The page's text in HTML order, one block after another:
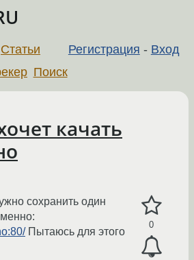
Регистрация - Вход
Статьи
Поиск
качать
0
сохранить один
Пытаюсь для этого